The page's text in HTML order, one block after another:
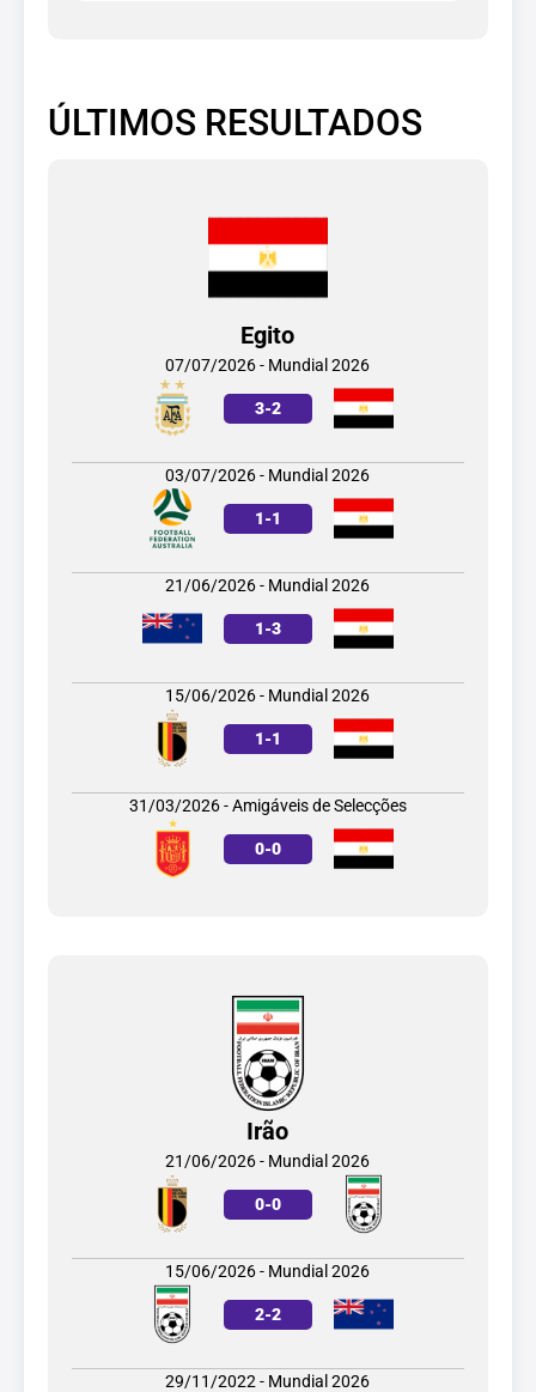
ÚLTIMOS RESULTADOS
Egito
07/07/2026 - Mundial 2026
3-2
03/07/2026 - Mundial 2026
1-1
21/06/2026 - Mundial 2026
1-3
15/06/2026 - Mundial 2026
1-1
31/03/2026 - Amigáveis de Selecções
0-0
Irão
21/06/2026 - Mundial 2026
0-0
15/06/2026 - Mundial 2026
2-2
29/11/2022 - Mundial 2026